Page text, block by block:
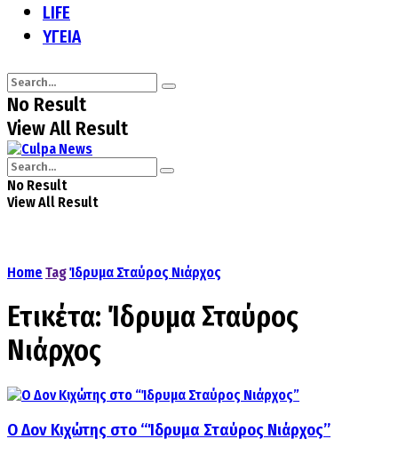
LIFE
ΥΓΕΙΑ
No Result
View All Result
No Result
View All Result
Home TagΊδρυμα Σταύρος Νιάρχος
Ετικέτα: Ίδρυμα Σταύρος
Νιάρχος
Ο Δον Κιχώτης στο “Ίδρυμα Σταύρος Νιάρχος”